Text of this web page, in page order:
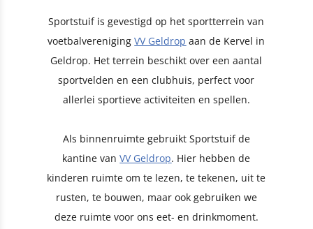
Sportstuif is gevestigd op het sportterrein van
voetbalverenigingVV Geldrop aan de Kervel in
Geldrop. Het terrein beschikt over een aantal
sportvelden en een clubhuis, perfect voor
allerlei sportieve activiteiten en spellen.
Als binnenruimte gebruikt Sportstuif de
kantine vanVV Geldrop. Hier hebben de
kinderen ruimte om te lezen, te tekenen, uit te
rusten, te bouwen, maar ook gebruiken we
deze ruimte voor ons eet- en drinkmoment.